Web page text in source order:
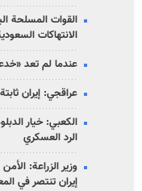
القوات المسلحة
الانتهاكات
عندما لم تعد
عراقجي: إيران
الكعبي: خيار
الرد العسكري
وزير الزراعة:
إيران تنتصر في